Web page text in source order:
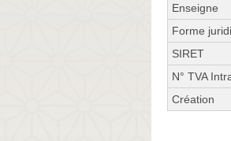
Enseigne
Forme
SIRET
N° TVA
Création